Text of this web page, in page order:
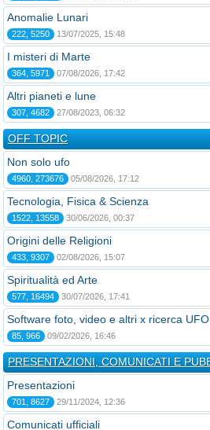
Anomalie Lunari
222, 5250 13/07/2025, 15:48
I misteri di Marte
364, 5971 07/08/2026, 17:42
Altri pianeti e lune
307, 4682 27/08/2023, 06:32
OFF TOPIC
Non solo ufo
4960, 273676 05/08/2026, 17:12
Tecnologia, Fisica & Scienza
1522, 13558 30/06/2026, 00:37
Origini delle Religioni
433, 9307 02/08/2026, 15:07
Spiritualità ed Arte
577, 16494 30/07/2026, 17:41
Software foto, video e altri x ricerca UFO
85, 966 09/02/2026, 16:46
PRESENTAZIONI, COMUNICATI E
Presentazioni
701, 8627 29/11/2024, 12:36
Comunicati ufficiali